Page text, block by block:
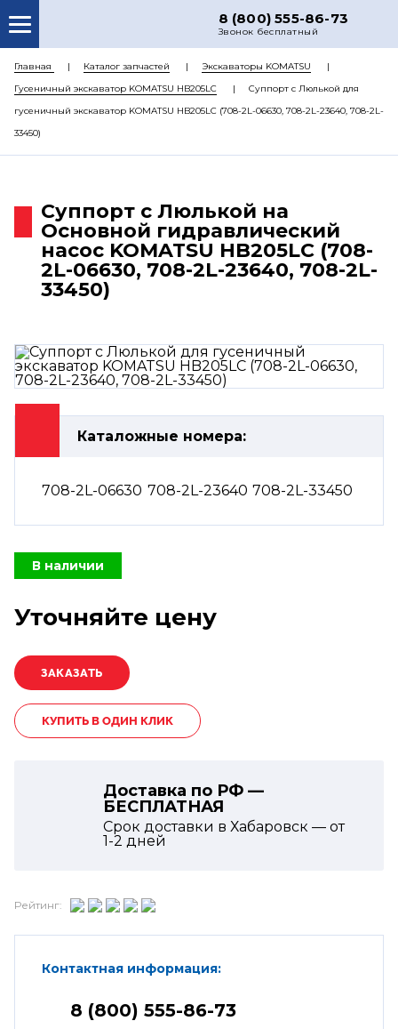
8 (800) 555-86-73
Звонок бесплатный
О НАС
КАТАЛОГ ЗАПЧАСТЕЙ
КОНТАКТЫ
Главная Каталог запчастей
Экскаваторы KOMATSU
Гусеничный экскаватор KOMATSU HB205LC
Суппорт с Люлькой для
гусеничный экскаватор KOMATSU HB205LC (708-2L-06630, 708-2L-23640, 708-2L-
33450)
Суппорт с Люлькой на
Основной гидравлический
насос KOMATSU HB205LC (708-
2L-06630, 708-2L-23640, 708-2L-
33450)
Каталожные номера:
708-2L-06630 708-2L-23640 708-2L-33450
В наличии
Уточняйте цену
КУПИТЬ В ОДИН КЛИК
Доставка по РФ —
БЕСПЛАТНАЯ
Срок доставки в Хабаровск — от
1-2 дней
Рейтинг:
Контактная информация:
8 (800) 555-86-73